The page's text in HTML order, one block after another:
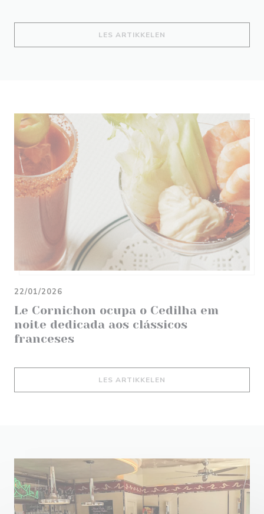
LES ARTIKKELEN
Le Cornichon ocupa o Cedilha em
noite dedicada aos clássicos
franceses
22/01/2026
LES ARTIKKELEN